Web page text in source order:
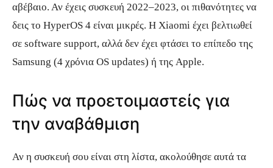
αβέβαιο. Αν έχεις συσκευή 2022–2023, οι πιθανότητες να
δεις το HyperOS 4 είναι μικρές. Η Xiaomi έχει βελτιωθεί
σε software support, αλλά δεν έχει φτάσει το επίπεδο της
Samsung (4 χρόνια OS updates) ή της Apple.
Πώς να προετοιμαστείς για
την αναβάθμιση
Αν η συσκευή σου είναι στη λίστα, ακολούθησε αυτά τα